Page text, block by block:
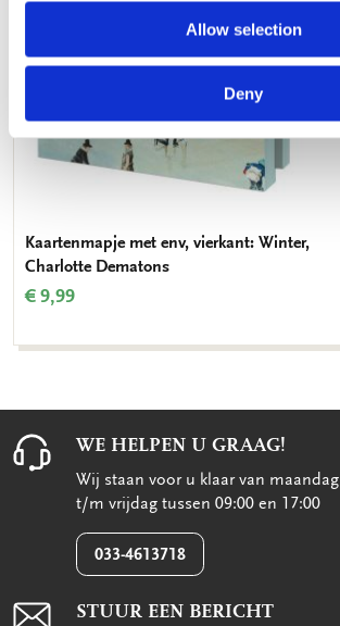
Allow selection
Deny
Kaartenmapje met env, vierkant: Winter,
Charlotte Dematons
€ 9,99
WE HELPEN U GRAAG!
Wij staan voor u klaar van maandag
t/m vrijdag tussen 09:00 en 17:00
033-4613718
STUUR EEN BERICHT